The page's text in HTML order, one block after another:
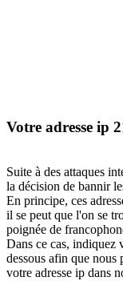
Votre adresse ip
Suite à des attaques
la décision de bannir
En principe, ces
il se peut que l'on se
poignée de
Dans ce cas, indiquez
dessous afin que nous
votre adresse ip dans